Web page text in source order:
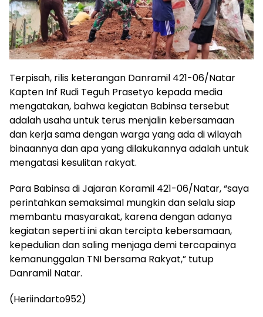
Terpisah, rilis keterangan Danramil 421-06/Natar
Kapten Inf Rudi Teguh Prasetyo kepada media
mengatakan, bahwa kegiatan Babinsa tersebut
adalah usaha untuk terus menjalin kebersamaan
dan kerja sama dengan warga yang ada di wilayah
binaannya dan apa yang dilakukannya adalah untuk
mengatasi kesulitan rakyat.
Para Babinsa di Jajaran Koramil 421-06/Natar, “saya
perintahkan semaksimal mungkin dan selalu siap
membantu masyarakat, karena dengan adanya
kegiatan seperti ini akan tercipta kebersamaan,
kepedulian dan saling menjaga demi tercapainya
kemanunggalan TNI bersama Rakyat,” tutup
Danramil Natar.
(Heriindarto952)